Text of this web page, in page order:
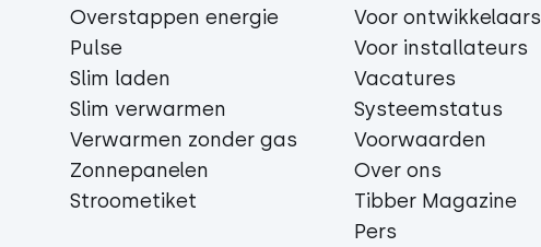
Overstappen energie
Pulse
Slim laden
Slim verwarmen
Verwarmen zonder gas
Zonnepanelen
Stroometiket
Voor ontwikkelaars
Voor installateurs
Vacatures
Systeemstatus
Voorwaarden
Over ons
Tibber Magazine
Pers